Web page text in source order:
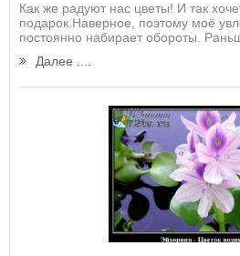
Как же радуют нас цветы! И так
подарок.Наверное, поэтому моё
постоянно набирает обороты.
Далее ....